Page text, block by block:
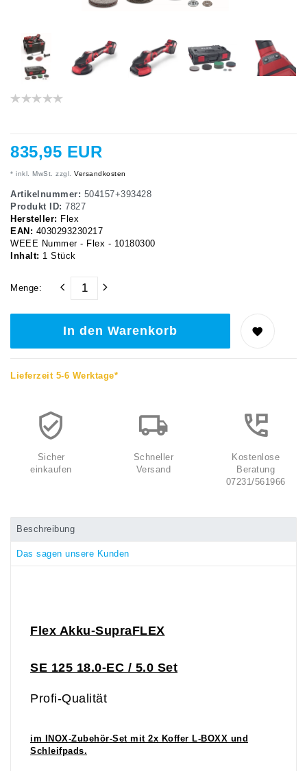
835,95 EUR
* inkl. MwSt. zzgl. Versandkosten
Artikelnummer: 504157+393428
Produkt ID: 7827
Hersteller: Flex
EAN: 4030293230217
WEEE Nummer - Flex - 10180300
Inhalt: 1 Stück
Menge:
In den Warenkorb
Lieferzeit 5-6 Werktage*
Sicher
einkaufen
Schneller
Versand
Kostenlose
Beratung
07231/561966
Beschreibung
Das sagen unsere Kunden
Flex Akku-SupraFLEX
SE 125 18.0-EC / 5.0 Set
Profi-Qualität
im INOX-Zubehör-Set mit 2x Koffer L-BOXX und
Schleifpads.